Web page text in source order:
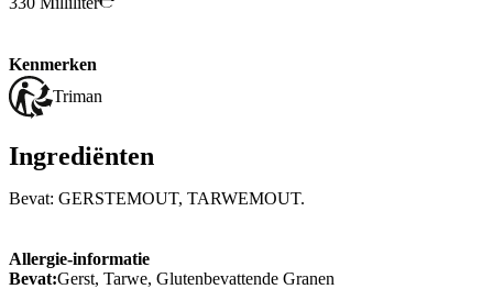
Kenmerken
Triman
Ingrediënten
Bevat: GERSTEMOUT, TARWEMOUT.
Allergie-informatie
Bevat:Gerst, Tarwe, Glutenbevattende Granen